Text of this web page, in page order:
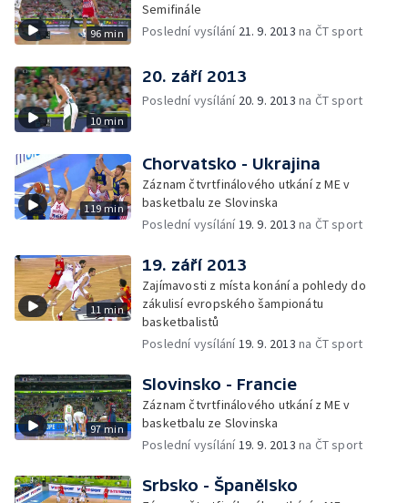
96 min
Semifinále
Poslední vysílání 21. 9. 2013 na ČT sport
10 min
20. září 2013
Poslední vysílání 20. 9. 2013 na ČT sport
119 min
Chorvatsko - Ukrajina
Záznam čtvrtfinálového utkání z ME v
basketbalu ze Slovinska
Poslední vysílání19. 9. 2013 na ČT sport
11 min
19. září 2013
Zajímavosti z místa konání a pohledy do
zákulisí evropského šampionátu
basketbalistů
Poslední vysílání19. 9. 2013 na ČT sport
97 min
Slovinsko - Francie
Záznam čtvrtfinálového utkání z ME v
basketbalu ze Slovinska
Poslední vysílání19. 9. 2013 na ČT sport
Srbsko - Španělsko